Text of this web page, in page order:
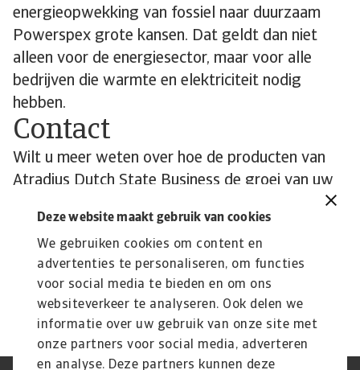
Deze website maakt gebruik van cookies
We gebruiken cookies om content en
advertenties te personaliseren, om functies
voor social media te bieden en om ons
websiteverkeer te analyseren. Ook delen we
informatie over uw gebruik van onze site met
onze partners voor social media, adverteren
en analyse. Deze partners kunnen deze
energieopwekking van fossiel naar duurzaam
Powerspex grote kansen. Dat geldt dan niet
alleen voor de energiesector, maar voor alle
bedrijven die warmte en elektriciteit nodig
hebben.
Contact
Wilt u meer weten over hoe de producten van
Atradius Dutch State Business de groei van uw
Bekijk hier onze productpagina voor meer
informatie.